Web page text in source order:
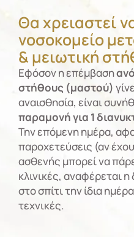
Θα χρειαστεί
νοσοκομείο
& μειωτική
Εφόσον η επέμβαση
στήθους (μαστού)
αναισθησία, είναι
παραμονή για 1
Την επόμενη ημέρα,
παροχετεύσεις (αν
ασθενής μπορεί να
κλινικές, αναφέρεται
στο σπίτι την ίδια
τεχνικές.